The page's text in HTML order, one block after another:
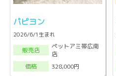
パピヨン
2026/6/1生まれ
販売店
ペットアミ帯広南
店
価格
328,000円